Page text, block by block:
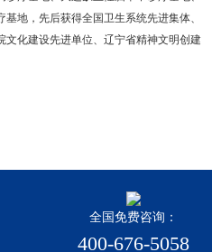
地，先后获得全国卫生系统先进集体、
文化建设先进单位、辽宁省精神文明创建
全国免费咨询：
400-676-5058